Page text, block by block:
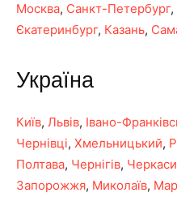
Москва, Санкт-Петербург,
Єкатеринбург, Казань,
Україна
Київ, Львів, Івано-
Чернівці, Хмельницький,
Полтава, Чернігів, Черкаси
Запорожжя, Миколаїв,